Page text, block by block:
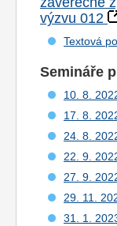
výzvu 012
Textová
Semináře
10. 8.
17. 8.
24. 8.
22. 9.
27. 9.
29. 11.
31. 1.